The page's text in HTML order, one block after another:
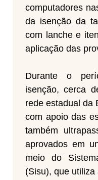
computadores
da isenção da
com lanche e
aplicação das
Durante o
isenção, cerca
rede estadual da
com apoio das
também
aprovados em
meio do
(Sisu), que